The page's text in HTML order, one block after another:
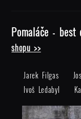
Pomaláče -
shopu >>
Jarek Filgas
Ivoš Ledabyl